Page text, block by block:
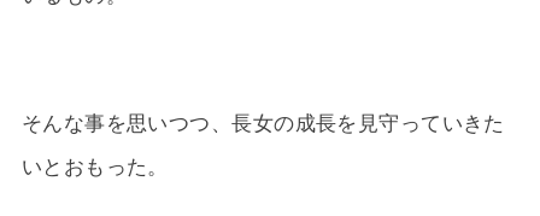
そんな事を思いつつ、長女の成長を見守っていきた
いとおもった。